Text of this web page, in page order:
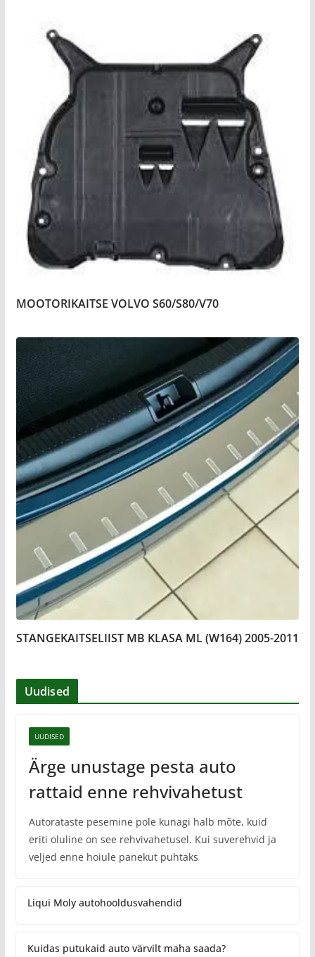
MOOTORIKAITSE VOLVO S60/S80/V70
STANGEKAITSELIIST MB KLASA ML (W164) 2005-2011
Uudised
UUDISED
Ärge unustage pesta auto
rattaid enne rehvivahetust
Autorataste pesemine pole kunagi halb mõte, kuid
eriti oluline on see rehvivahetusel. Kui suverehvid ja
veljed enne hoiule panekut puhtaks
Liqui Moly autohooldusvahendid
Kuidas putukaid auto värvilt maha saada?